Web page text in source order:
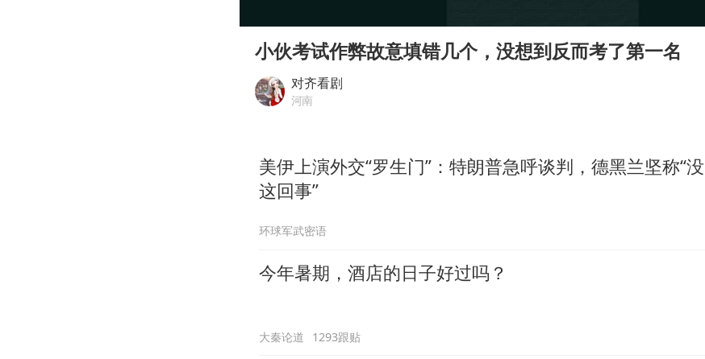
胡彦斌获《歌手2026》歌王
秋天的第一杯奶茶到底有多火
东航：国内客票提前14天免费退改
小伙考试作弊故意填错几个，没想到反而考了第一名
对齐看剧
河南
美伊上演外交“罗生门”：特朗普急呼谈判，德黑兰坚称“没
这回事”
环球军武密语
今年暑期，酒店的日子好过吗？
大秦论道 1293跟贴